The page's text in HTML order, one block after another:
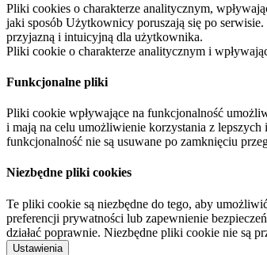
Pliki cookies o charakterze analitycznym,
jaki sposób Użytkownicy poruszają się po
przyjazną i intuicyjną dla użytkownika.
Pliki cookie o charakterze analitycznym i
Funkcjonalne pliki
Pliki cookie wpływające na funkcjonalność
i mają na celu umożliwienie korzystania z
funkcjonalność nie są usuwane po zamknięciu
Niezbędne pliki cookies
Te pliki cookie są niezbędne do tego, aby
preferencji prywatności lub zapewnienie
działać poprawnie. Niezbędne pliki cookie nie są
Ustawienia